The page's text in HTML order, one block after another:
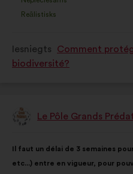
kā:
s)
Reālistisks
:reize(-
Iesniegts
Comment
biodiversité?
PriekšlikumuLe Pôle Grands
saturs:
Il faut un délai de 3 semaines
etc...) entre en vigueur, pour
ir
šāds: